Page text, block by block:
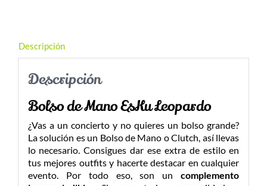
Descripción
Descripción
Bolso de Mano EsKu Leopardo
¿Vas a un concierto y no quieres un bolso grande?
La solución es un Bolso de Mano o Clutch, así llevas
lo necesario. Consigues dar ese extra de estilo en
tus mejores outfits y hacerte destacar en cualquier
evento. Por todo eso, son uncomplemento